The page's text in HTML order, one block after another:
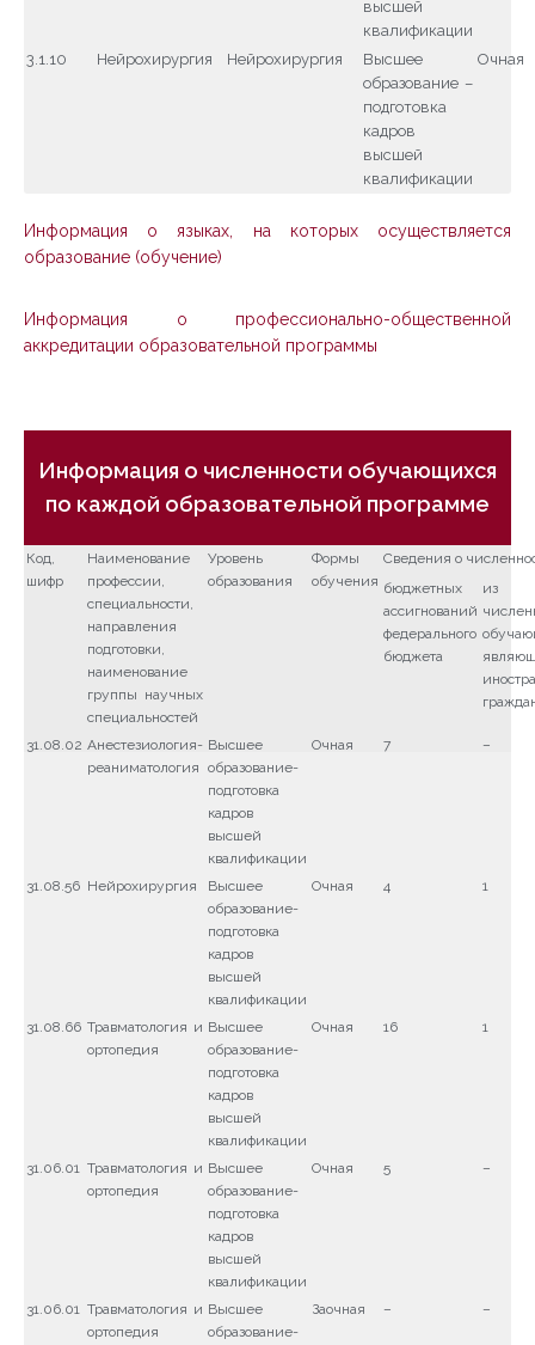
высшей
квалификации
3.1.10 Нейрохирургия Нейрохирургия
Высшее
образование –
подготовка
кадров
высшей
квалификации
Очная
Информация о языках, на которых осуществляется
образование (обучение)
Информация о профессионально-общественной
аккредитации образовательной программы
Информация о численности обучающихся
по каждой образовательной программе
Код,
шифр
Наименование
профессии,
специальности,
направления
подготовки,
наименование
группы научных
специальностей
Уровень
образования
Формы
обучения
Сведения о
бюджетных
ассигнований
федерального
бюджета
из
31.08.02 Анестезиология-
реаниматология
Высшее
образование-
подготовка
кадров
высшей
квалификации
Очная 7 –
31.08.56 Нейрохирургия
Высшее
образование-
подготовка
кадров
высшей
квалификации
Очная 4 1
31.08.66 Травматология и
ортопедия
Высшее
образование-
подготовка
кадров
высшей
квалификации
Очная 16 1
31.06.01 Травматология и
ортопедия
Высшее
образование-
подготовка
кадров
высшей
квалификации
Очная 5 –
31.06.01 Травматология и
ортопедия
Высшее
образование-
Заочная – –